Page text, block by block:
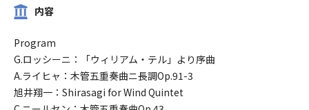
内容
Program
G.ロッシーニ：「ウィリアム・テル」より序曲
A.ライヒャ：木管五重奏曲ニ長調Op.91-3
旭井翔一：Shirasagi for Wind Quintet